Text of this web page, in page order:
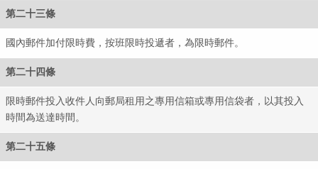
第二十三條
國內郵件加付限時費，按班限時投遞者，為限時郵件。
第二十四條
限時郵件投入收件人向郵局租用之專用信箱或專用信袋者，以其投入
時間為送達時間。
第二十五條